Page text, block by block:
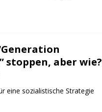
stoppen, aber wie?
eine sozialistische Strategie